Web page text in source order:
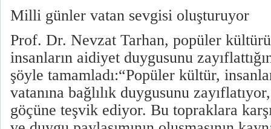
Milli günler vatan sevgisi oluşturuyor
Prof. Dr. Nevzat Tarhan, popüler
insanların aidiyet duygusunu
şöyle tamamladı:“Popüler kültür,
vatanına bağlılık duygusunu
göçüne teşvik ediyor. Bu topraklara